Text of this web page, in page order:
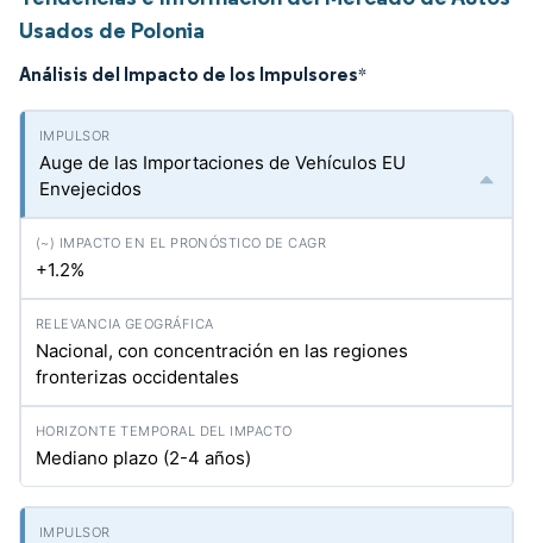
Usados de Polonia
Análisis del Impacto de los Impulsores*
Auge de las Importaciones de Vehículos EU
Envejecidos
+1.2%
Nacional, con concentración en las regiones
fronterizas occidentales
Mediano plazo (2-4 años)